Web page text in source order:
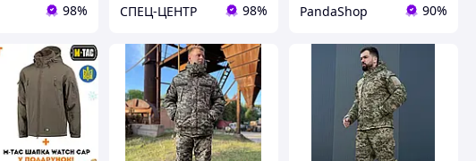
98% СПЕЦ-ЦЕНТР 98% PandaShop 90%